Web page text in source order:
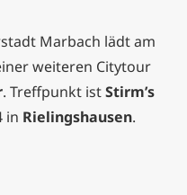
Marbach lädt am
weiteren Citytour
. Treffpunkt istStirm’s
in Rielingshausen.